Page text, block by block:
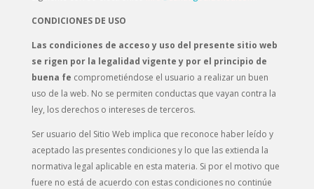
CONDICIONES DE USO
Las condiciones de acceso y uso del presente sitio web
se rigen por la legalidad vigente y por el principio de
buena fe comprometiéndose el usuario a realizar un buen
uso de la web. No se permiten conductas que vayan contra la
ley, los derechos o intereses de terceros.
Ser usuario del Sitio Web implica que reconoce haber leído y
aceptado las presentes condiciones y lo que las extienda la
normativa legal aplicable en esta materia. Si por el motivo que
fuere no está de acuerdo con estas condiciones no continúe